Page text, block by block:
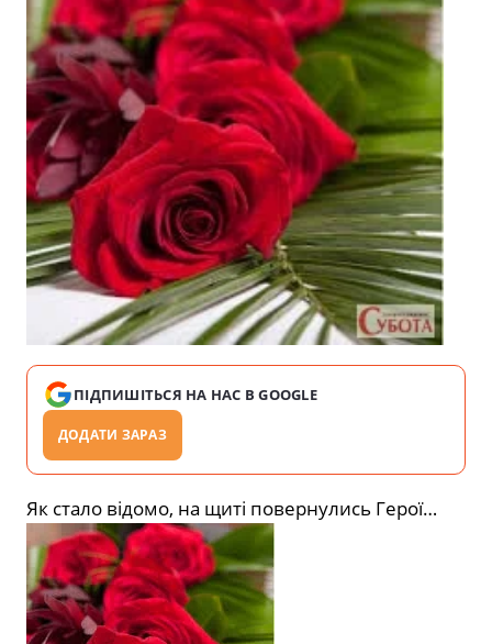
ПІДПИШІТЬСЯ НА НАС В GOOGLE
ДОДАТИ ЗАРАЗ
Як стало відомо, на щиті повернулись Герої…